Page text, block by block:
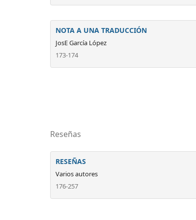
NOTA A UNA TRADUCCIÓN
JosE García López
173-174
Reseñas
RESEÑAS
Varios autores
176-257